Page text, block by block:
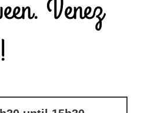
Venez